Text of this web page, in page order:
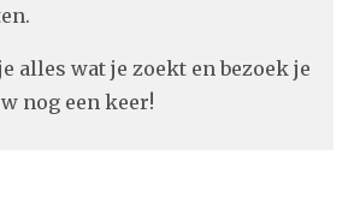
alles wat je zoekt en bezoek je
nog een keer!